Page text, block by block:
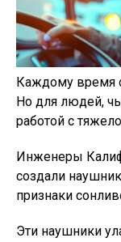
Каждому время
Но для людей,
работой с
Инженеры
создали
признаки
Эти наушники